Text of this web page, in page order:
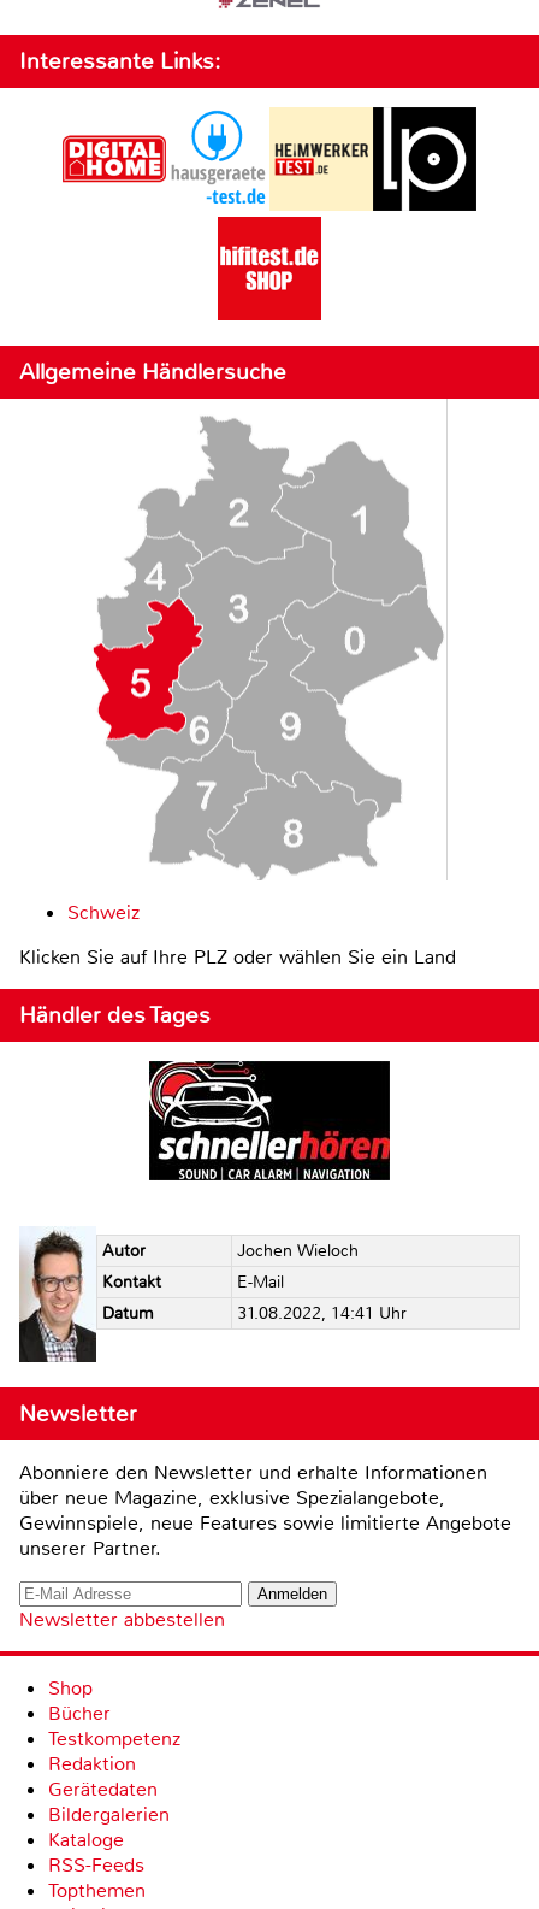
Interessante Links:
Allgemeine Händlersuche
Schweiz
Klicken Sie auf Ihre PLZ oder wählen Sie ein Land
Händler des Tages
Autor
Jochen Wieloch
Kontakt
E-Mail
Datum
31.08.2022, 14:41 Uhr
Newsletter
Abonniere den Newsletter und erhalte Informationen
über neue Magazine, exklusive Spezialangebote,
Gewinnspiele, neue Features sowie limitierte Angebote
unserer Partner.
Newsletter abbestellen
Shop
Bücher
Testkompetenz
Redaktion
Gerätedaten
Bildergalerien
Kataloge
RSS-Feeds
Topthemen